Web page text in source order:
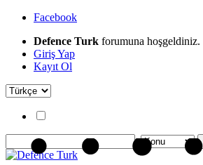
Facebook
Defence Turk forumuna hoşgeldiniz.
Giriş Yap
Kayıt Ol